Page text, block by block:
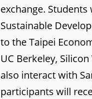
exchange.
Sustainable
to the Taipei
UC Berkeley,
also interact with
participants will